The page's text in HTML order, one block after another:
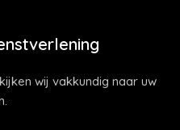
wij vakkundig naar uw